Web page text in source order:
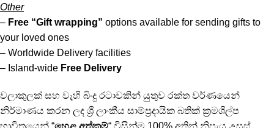
Other
– Free “Gift wrapping” options available for sending gifts to
your loved ones
– Worldwide Delivery facilities
– Island-wide Free Delivery
වලාකුලක් සහ වැහි බිංදු රටාවකින් යුතුව රක්ත වර්ණයෙන්
නිර්මාණය කරන ලද ශ්‍රී ලාංකීය සාම්ප්‍රදායික බතික් ක්‍රමශිල්ප
භාවිතයෙන් “හෙළ අත්කම්“ විසින්ම 100% අතින් නිපැයූ උසස්